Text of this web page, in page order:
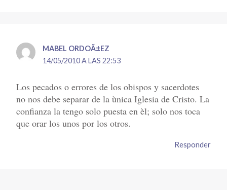
MABEL ORDOÃ±EZ
14/05/2010 A LAS 22:53
Los pecados o errores de los obispos y sacerdotes
no nos debe separar de la ùnica Iglesia de Cristo. La
confianza la tengo solo puesta en èl; solo nos toca
que orar los unos por los otros.
Responder